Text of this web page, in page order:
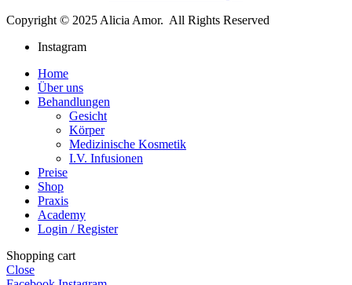
Copyright © 2025 Alicia Amor. All Rights Reserved
Instagram
Home
Über uns
Behandlungen
Gesicht
Körper
Medizinische Kosmetik
I.V. Infusionen
Preise
Shop
Praxis
Academy
Login / Register
Shopping cart
Close